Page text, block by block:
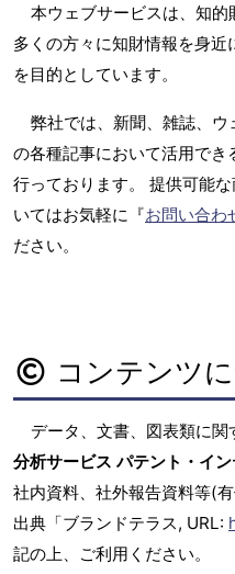
本ウェブサービスは、知的
多くの方々に知財情報を身近
を目的としています。
弊社では、新聞、雑誌、
の各種記事において活用でき
行っております。 提供可能
いてはお気軽に『お問い合わ
ださい。
コンテンツ
データ、文書、図表類に関
分析サービス パテント・イ
社内資料、社外報告資料等(
出典「ブランドテラス, URL:
記の上、ご利用ください。